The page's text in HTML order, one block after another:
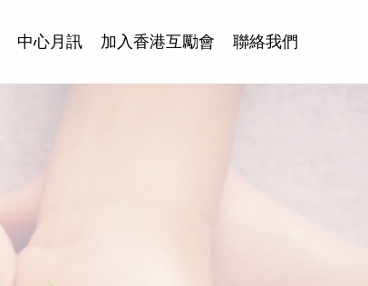
中心月訊 加入香港互勵會 聯絡我們